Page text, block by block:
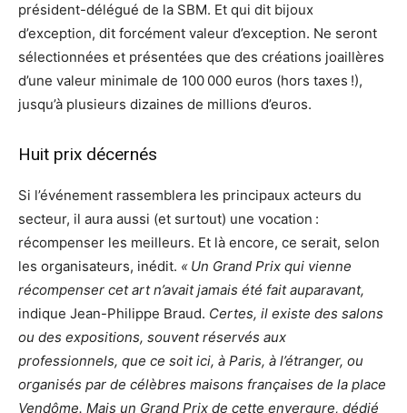
président-délégué de la SBM. Et qui dit bijoux
d’exception, dit forcément valeur d’exception. Ne seront
sélectionnées et présentées que des créations joaillères
d’une valeur minimale de 100 000 euros (hors taxes !),
jusqu’à plusieurs dizaines de millions d’euros.
Huit prix décernés
Si l’événement rassemblera les principaux acteurs du
secteur, il aura aussi (et surtout) une vocation :
récompenser les meilleurs. Et là encore, ce serait, selon
les organisateurs, inédit. « Un Grand Prix qui vienne
récompenser cet art n’avait jamais été fait auparavant,
indique Jean-Philippe Braud. Certes, il existe des salons
ou des expositions, souvent réservés aux
professionnels, que ce soit ici, à Paris, à l’étranger, ou
organisés par de célèbres maisons françaises de la place
Vendôme. Mais un Grand Prix de cette envergure, dédié